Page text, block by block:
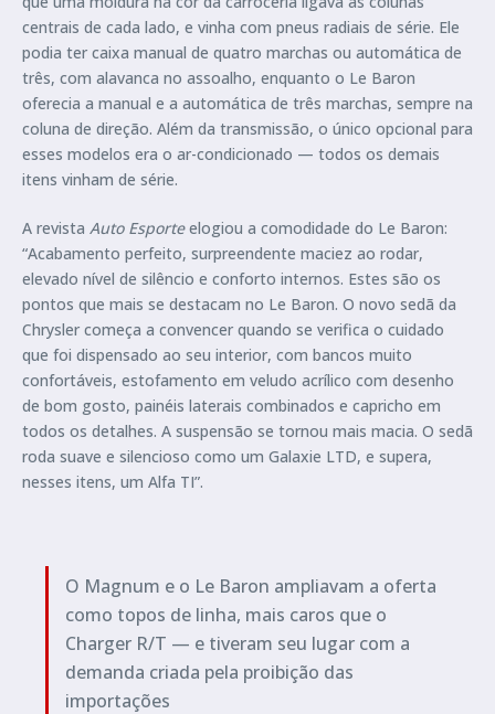
centrais de cada lado, e vinha com pneus radiais de série. Ele
podia ter caixa manual de quatro marchas ou automática de
três, com alavanca no assoalho, enquanto o Le Baron
oferecia a manual e a automática de três marchas, sempre na
coluna de direção. Além da transmissão, o único opcional para
esses modelos era o ar-condicionado — todos os demais
itens vinham de série.
A revista Auto Esporteelogiou a comodidade do Le Baron:
“Acabamento perfeito, surpreendente maciez ao rodar,
elevado nível de silêncio e conforto internos. Estes são os
pontos que mais se destacam no Le Baron. O novo sedã da
Chrysler começa a convencer quando se verifica o cuidado
que foi dispensado ao seu interior, com bancos muito
confortáveis, estofamento em veludo acrílico com desenho
de bom gosto, painéis laterais combinados e capricho em
todos os detalhes. A suspensão se tornou mais macia. O sedã
roda suave e silencioso como um Galaxie LTD, e supera,
nesses itens, um Alfa TI”.
O Magnum e o Le Baron ampliavam a oferta
como topos de linha, mais caros que o
Charger R/T — e tiveram seu lugar com a
demanda criada pela proibição das
importações